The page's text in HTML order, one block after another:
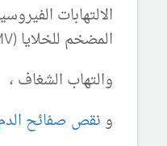
الالتهابات
المضخم للخلايا (CMV) ،
والتهاب الشغاف ،
ونقص صفائح